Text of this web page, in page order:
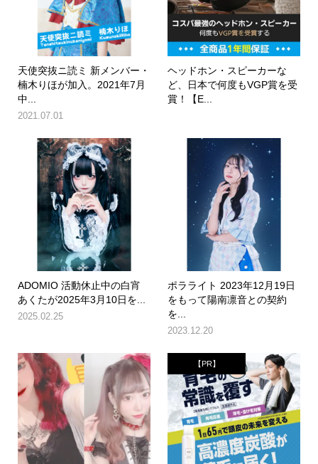
天使突抜ニ読ミ 新メンバー・
楠木りほが加入。2021年7月
中...
2021.07.01
ヘッドホン・スピーカーな
ど、日本で何度もVGP賞を受
賞！【E...
ADOMIO 活動休止中の白宵
あくたが2025年3月10日を...
2025.02.25
ポラライト 2023年12月19日
をもって陽南凛音との契約
を...
2023.12.20
【PR】